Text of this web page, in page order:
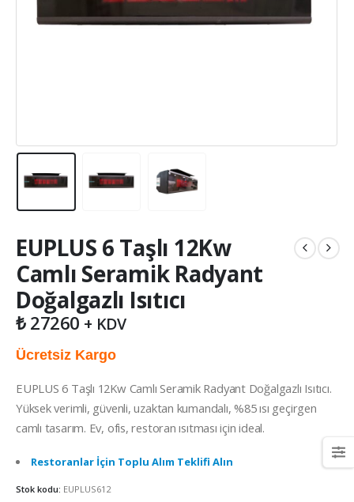
EUPLUS 6 Taşlı 12Kw
Camlı Seramik Radyant
Doğalgazlı Isıtıcı
₺27260 + KDV
Ücretsiz Kargo
EUPLUS 6 Taşlı 12Kw Camlı Seramik Radyant Doğalgazlı Isıtıcı.
Yüksek verimli, güvenli, uzaktan kumandalı, %85 ısı geçirgen
camlı tasarım. Ev, ofis, restoran ısıtması için ideal.
Restoranlar İçin Toplu Alım Teklifi Alın
Stok kodu: EUPLUS612